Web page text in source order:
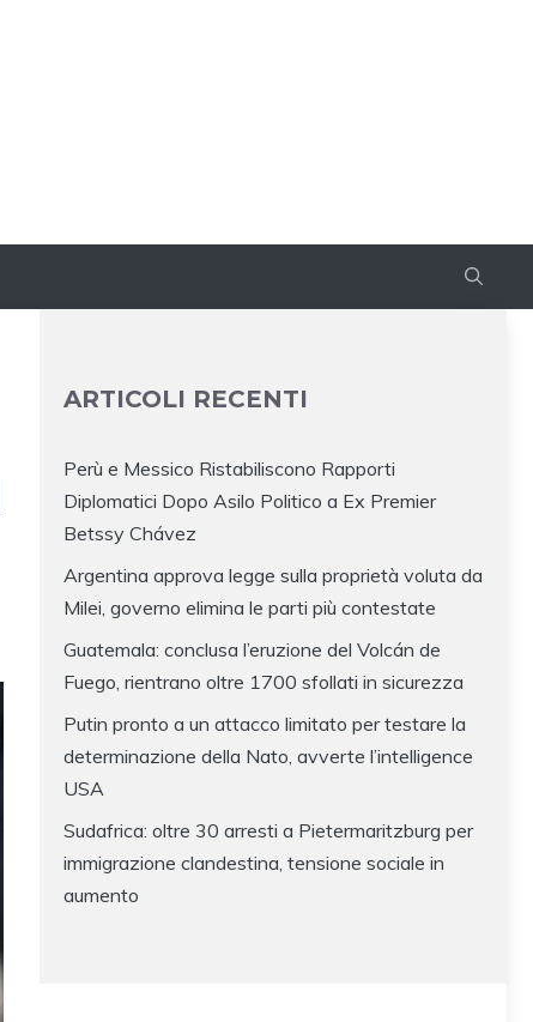
ARTICOLI RECENTI
Perù e Messico Ristabiliscono Rapporti
Diplomatici Dopo Asilo Politico a Ex Premier
Betssy Chávez
Argentina approva legge sulla proprietà voluta da
Milei, governo elimina le parti più contestate
Guatemala: conclusa l’eruzione del Volcán de
Fuego, rientrano oltre 1700 sfollati in sicurezza
Putin pronto a un attacco limitato per testare la
determinazione della Nato, avverte l’intelligence
USA
Sudafrica: oltre 30 arresti a Pietermaritzburg per
immigrazione clandestina, tensione sociale in
aumento